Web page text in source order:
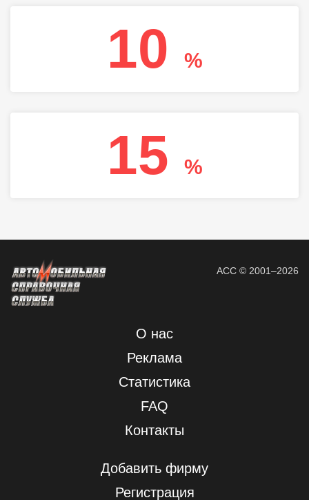
10 %
15 %
АСС © 2001–2026
О нас
Реклама
Статистика
FAQ
Контакты
Добавить фирму
Регистрация